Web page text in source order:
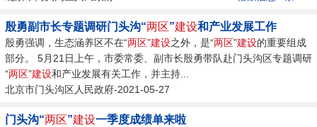
殷勇副市长专题调研门头沟“两区”建设和产业发展工作
殷勇强调，生态涵养区不在“两区”建设之外，是“两区”建设的重要组成
部分。 5月21日上午，市委常委、副市长殷勇带队赴门头沟区专题调研
“两区”建设和产业发展有关工作，并主持...
北京市门头沟区人民政府-2021-05-27
门头沟“两区”建设一季度成绩单来啦